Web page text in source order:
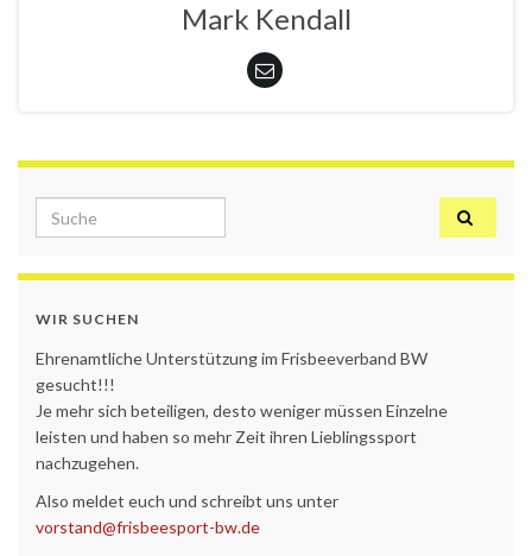
Mark Kendall
Search for:
WIR SUCHEN
Ehrenamtliche Unterstützung im Frisbeeverband BW
gesucht!!!
Je mehr sich beteiligen, desto weniger müssen Einzelne
leisten und haben so mehr Zeit ihren Lieblingssport
nachzugehen.
Also meldet euch und schreibt uns unter
vorstand@frisbeesport-bw.de